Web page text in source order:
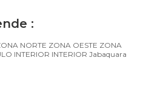
:
NORTE ZONA OESTE ZONA
INTERIOR INTERIOR Jabaquara